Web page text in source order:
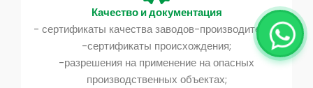
Качество и документация
- сертификаты качества заводов-производителей;
-сертификаты происхождения;
-разрешения на применение на опасных
производственных объектах;